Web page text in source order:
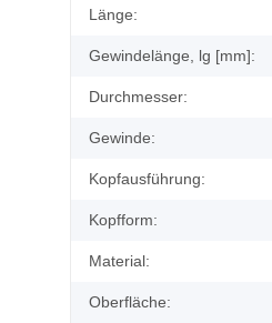
Länge:
Gewindelänge, lg [mm]:
Durchmesser:
Gewinde:
Kopfausführung:
Kopfform:
Material:
Oberfläche: